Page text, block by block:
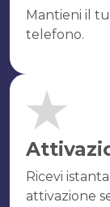
Mantieni il
telefono.
Ricevi
attivazione